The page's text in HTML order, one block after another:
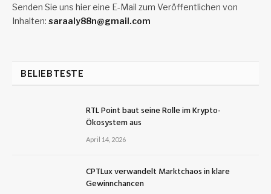
Senden Sie uns hier eine E-Mail zum Veröffentlichen von
Inhalten: saraaly88n@gmail.com
BELIEBTESTE
RTL Point baut seine Rolle im Krypto-
Ökosystem aus
April 14, 2026
CPTLux verwandelt Marktchaos in klare
Gewinnchancen